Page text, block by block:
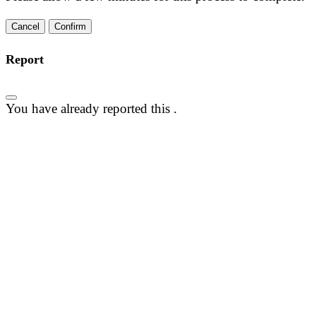
Confirm
Report
You have already reported this .